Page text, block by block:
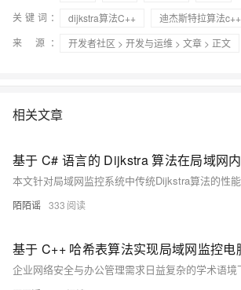
关键词：
dijkstra算法C++
迪杰斯特拉算法c++
来 源：
开发者社区 > 开发与运维 > 文章 > 正文
相关文章
陌陌谣 333